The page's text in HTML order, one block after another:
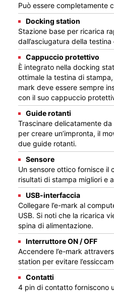
Può essere completamente
Docking station
Stazione base per ricarica
dall’asciugatura della
Cappuccio protettivo
È integrato nella docking
ottimale la testina di stampa,
mark deve essere sempre
con il suo cappuccio
Guide rotanti
Trascinare delicatamente
per creare un’impronta, il
due guide rotanti.
Sensore
Un sensore ottico fornisce il
risultati di stampa migliori e
USB-interfaccia
Collegare l’e-mark al
USB. Si noti che la ricarica
spina di alimentazione.
Interruttore ON / OFF
Accendere l’e-mark
station per evitare
Contatti
4 pin di contatto forniscono